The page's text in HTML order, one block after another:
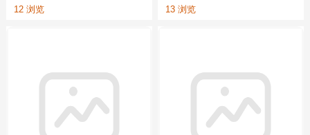
12 浏览 13 浏览